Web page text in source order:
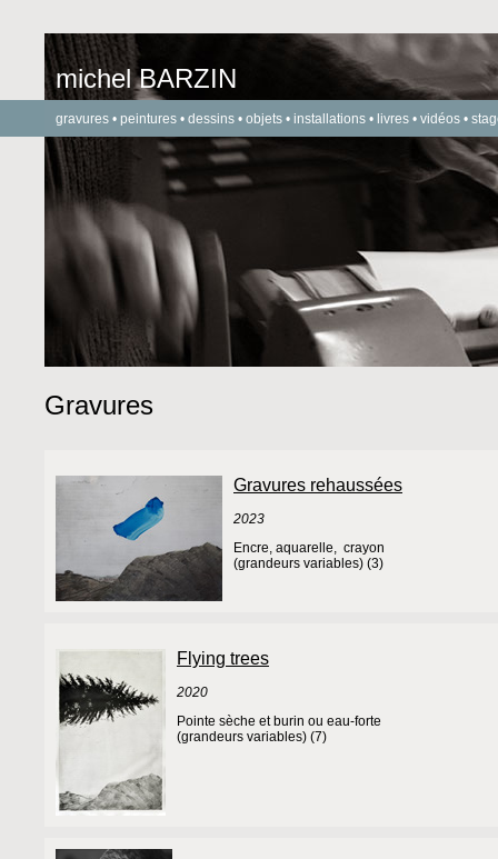
gravures • peintures • dessins • objets • installations • livres • vidéos •
michel BARZIN
Gravures
Gravures rehaussées
2023
Encre, aquarelle, crayon
(grandeurs variables) (3)
Flying trees
2020
Pointe sèche et burin ou eau-forte
(grandeurs variables) (7)